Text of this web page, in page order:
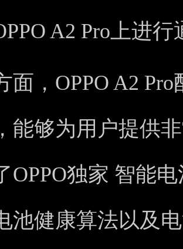
A2 Pro上进
面，OPPO A2
能够为用户提供
OPPO独家 智能
池健康算法以及